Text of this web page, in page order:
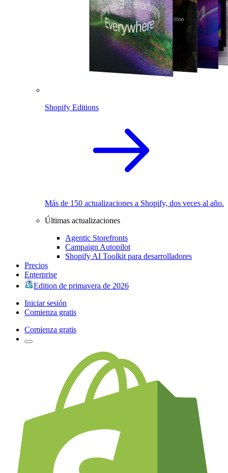
Shopify Editions
Más de 150 actualizaciones a Shopify, dos veces al año.
Últimas actualizaciones
Agentic Storefronts
Campaign Autopilot
Shopify AI Toolkit para desarrolladores
Precios
Enterprise
Edition de primavera de 2026
Iniciar sesión
Comienza gratis
Comienza gratis